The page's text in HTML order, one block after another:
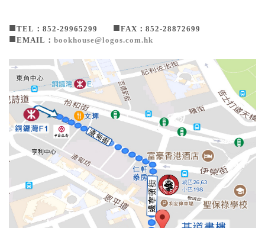
■TEL：852-29965299 ■FAX：852-28872699
■EMAIL： bookhouse@logos.com.hk